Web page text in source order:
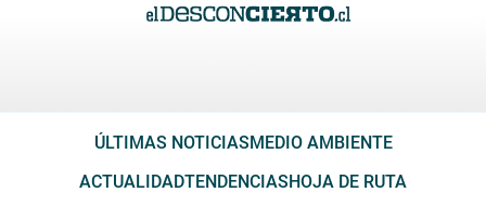
ÚLTIMAS NOTICIASMEDIO AMBIENTE
ACTUALIDADTENDENCIASHOJA DE RUTA